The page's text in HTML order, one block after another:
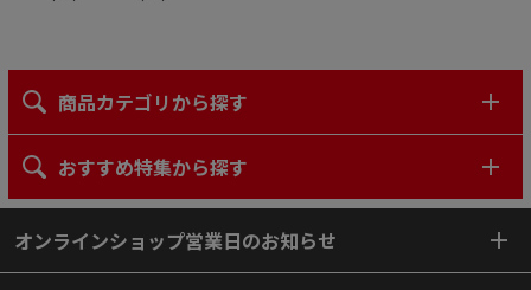
商品カテゴリから探す
おすすめ特集から探す
オンラインショップ営業日のお知らせ